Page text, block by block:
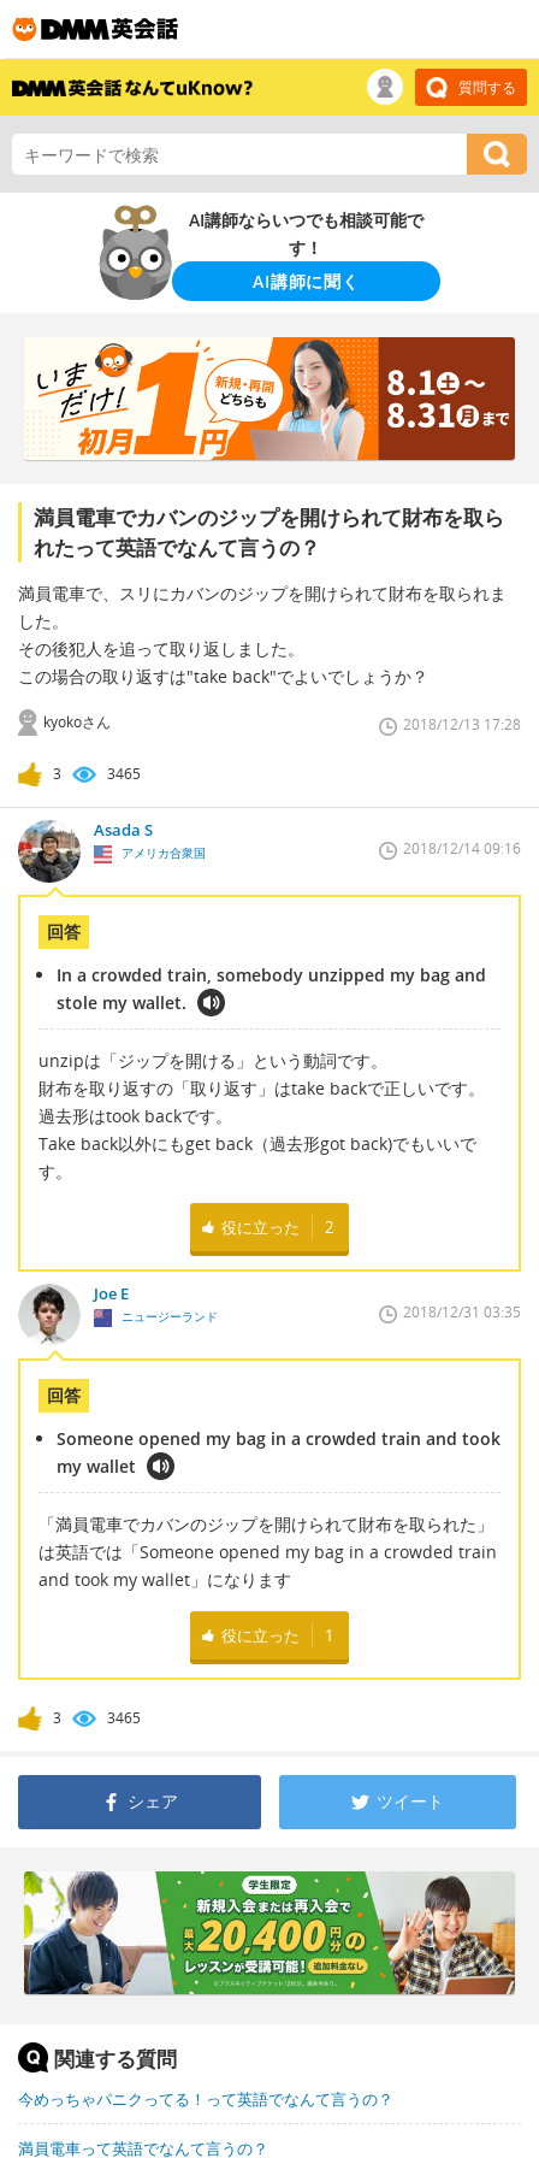
質問する
AI講師ならいつでも相談可能で
す！
AI講師に聞く
満員電車でカバンのジップを開けられて財布を取ら
れたって英語でなんて言うの？
満員電車で、スリにカバンのジップを開けられて財布を取られま
した。
その後犯人を追って取り返しました。
この場合の取り返すは"take back"でよいでしょうか？
kyokoさん 2018/12/13 17:28
3 3465
Asada S
アメリカ合衆国 2018/12/14 09:16
回答
In a crowded train, somebody unzipped my bag and
stole my wallet.
unzipは「ジップを開ける」という動詞です。
財布を取り返すの「取り返す」はtake backで正しいです。
過去形はtook backです。
Take back以外にもget back（過去形got back)でもいいで
す。
役に立った 2
Joe E
ニュージーランド 2018/12/31 03:35
回答
Someone opened my bag in a crowded train and took
my wallet
「満員電車でカバンのジップを開けられて財布を取られた」
は英語では「Someone opened my bag in a crowded train
and took my wallet」になります
役に立った 1
3 3465
シェア ツイート
関連する質問
今めっちゃパニクってる！って英語でなんて言うの？
満員電車って英語でなんて言うの？